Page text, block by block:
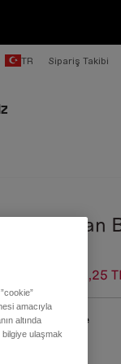
TR Sipariş Takibi
Dunstan
1.724,25
Vintage White
amacıyla
altında
bilgiye ulaşmak